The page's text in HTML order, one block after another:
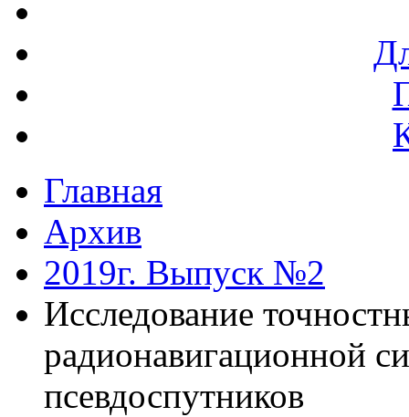
Главная
Архив
2019г. Выпуск №2
Исследование
радионавигационной
псевдоспутников